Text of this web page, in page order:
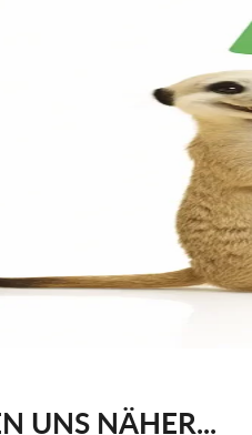
UNS NÄHER...